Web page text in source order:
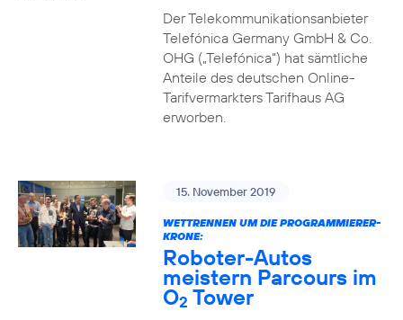
Der Telekommunikationsanbieter
Telefónica Germany GmbH & Co.
OHG („Telefónica“) hat sämtliche
Anteile des deutschen Online-
Tarifvermarkters Tarifhaus AG
erworben.
15. November 2019
WETTRENNEN UM DIE PROGRAMMIERER-
KRONE:
Roboter-Autos
meistern Parcours im
O2 Tower